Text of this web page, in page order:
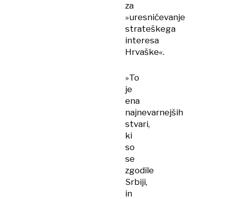
za
»uresničevanje
strateškega
interesa
Hrvaške«.
»To
je
ena
najnevarnejših
stvari,
ki
so
se
zgodile
Srbiji,
in